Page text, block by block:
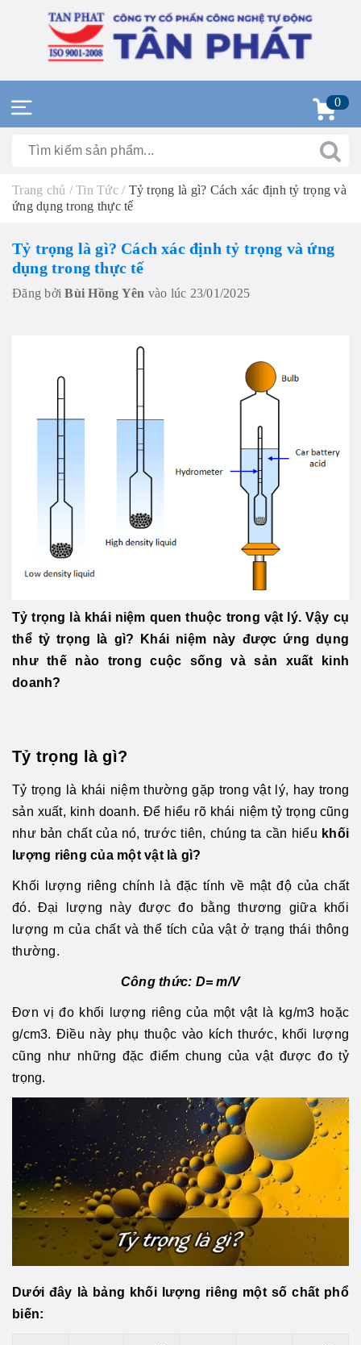
0
Trang chủ / Tin Tức / Tỷ trọng là gì? Cách xác định tỷ trọng và
ứng dụng trong thực tế
Tỷ trọng là gì? Cách xác định tỷ trọng và ứng
dụng trong thực tế
Đăng bởiBùi Hồng Yên vào lúc 23/01/2025
Tỷ trọng là khái niệm quen thuộc trong vật lý. Vậy cụ
thể tỷ trọng là gì? Khái niệm này được ứng dụng
như thế nào trong cuộc sống và sản xuất kinh
doanh?
Tỷ trọng là gì?
Tỷ trọng là khái niệm thường gặp trong vật lý, hay trong
sản xuất, kinh doanh. Để hiểu rõ khái niệm tỷ trọng cũng
như bản chất của nó, trước tiên, chúng ta cần hiểu khối
lượng riêng của một vật là gì?
Khối lượng riêng chính là đặc tính về mật độ của chất
đó. Đại lượng này được đo bằng thương giữa khối
lượng m của chất và thể tích của vật ở trạng thái thông
thường.
Công thức: D= m/V
Đơn vị đo khối lượng riêng của một vật là kg/m3 hoặc
g/cm3. Điều này phụ thuộc vào kích thước, khối lượng
cũng như những đặc điểm chung của vật được đo tỷ
trọng.
Dưới đây là bảng khối lượng riêng một số chất phổ
biến: